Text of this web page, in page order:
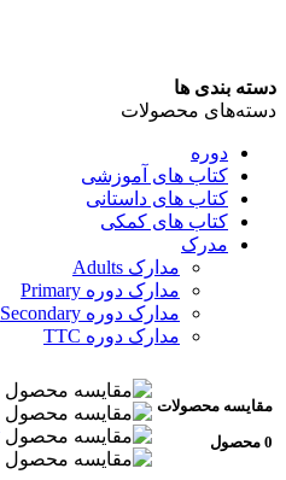
دسته بندی ها
دسته‌های محصولات
دوره
کتاب های آموزشی
کتاب های داستانی
کتاب های کمکی
مدرک
مدارک Adults
مدارک دوره Primary
مدارک دوره Secondary
مدارک دوره TTC
مقایسه محصولات
0 محصول